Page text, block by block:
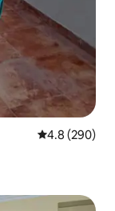
レビュー290
4.8 (290)